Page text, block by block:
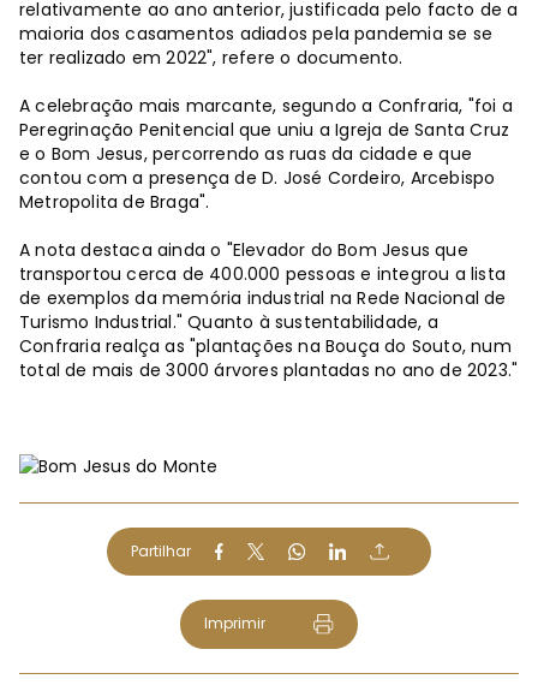
relativamente ao ano anterior, justificada pelo facto de a
maioria dos casamentos adiados pela pandemia se se
ter realizado em 2022", refere o documento.
A celebração mais marcante, segundo a Confraria, "foi a
Peregrinação Penitencial que uniu a Igreja de Santa Cruz
e o Bom Jesus, percorrendo as ruas da cidade e que
contou com a presença de D. José Cordeiro, Arcebispo
Metropolita de Braga".
A nota destaca ainda o "Elevador do Bom Jesus que
transportou cerca de 400.000 pessoas e integrou a lista
de exemplos da memória industrial na Rede Nacional de
Turismo Industrial." Quanto à sustentabilidade, a
Confraria realça as "plantações na Bouça do Souto, num
total de mais de 3000 árvores plantadas no ano de 2023."
Partilhar
Imprimir